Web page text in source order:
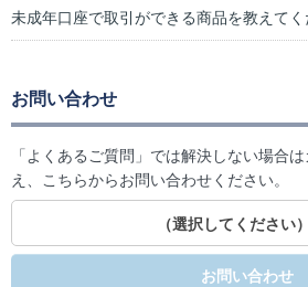
未成年口座で取引ができる商品を教えてく
お問い合わせ
「よくあるご質問」では解決しない場合
え、こちらからお問い合わせください。
（選択してください）
お問い合わせ